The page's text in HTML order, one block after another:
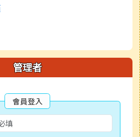
管理者
會員登入